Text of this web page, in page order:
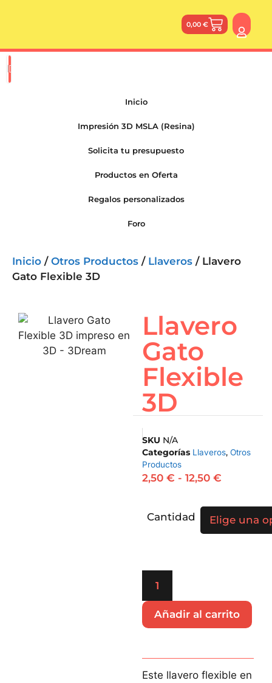
0,00 €
Inicio
Impresión 3D MSLA (Resina)
Solicita tu presupuesto
Productos en Oferta
Regalos personalizados
Foro
Inicio / Otros Productos / Llaveros / Llavero
Gato Flexible 3D
Llavero
Gato
Flexible
3D
SKU N/A
Categorías Llaveros, Otros
Productos
2,50 € - 12,50 €
Cantidad
Añadir al carrito
Este llavero flexible en